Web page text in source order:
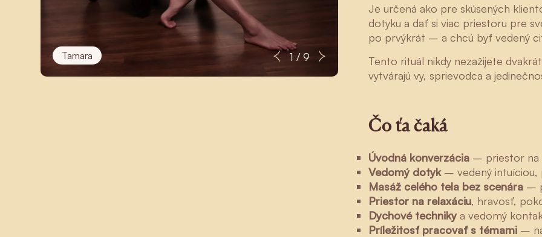
Tamara Zuzana
1 / 9
Je určená ako pre skúsených
dotyku a dať si viac priestoru pre
po prvýkrát – a chcú byť vedený
Tento rituál nikdy nezažijete
vytvárajú vy, sprievodca a
Čo ťa čaká
Úvodná konverzácia – priestor na
Vedomý dotyk– vedený intuíciou,
Masáž celého tela bez scenára –
Priestor na relaxáciu, hravosť,
Dychové techniky a vedomý
Príležitosť pracovať s témami –